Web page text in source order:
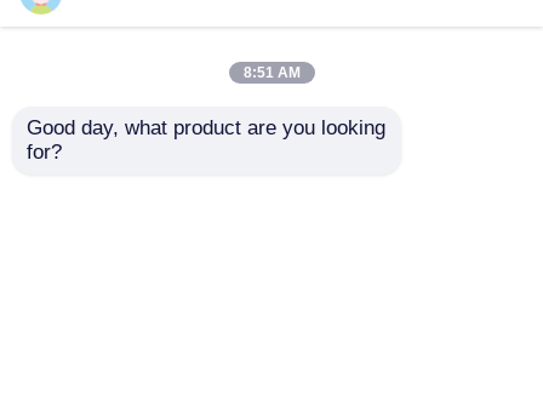
8:51 AM
Good day, what product are you looking
for?